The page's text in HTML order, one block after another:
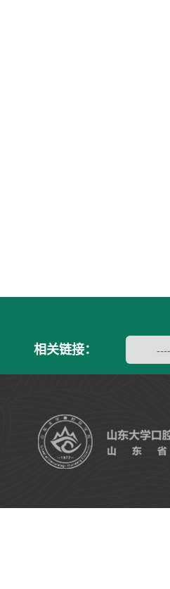
相关链接：